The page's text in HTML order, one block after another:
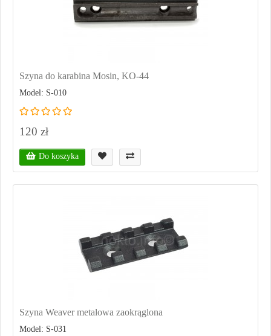
Szyna do karabina Mosin, KO-44
Model: S-010
120 zł
Do koszyka
Szyna Weaver metalowa zaokrąglona
Model: S-031